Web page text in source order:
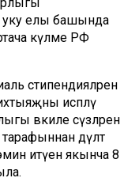
уку елы башында
күләме РФ
стипендияләрен
исәпләү
вәкиле сүзләренә
дәүләт
итүен якынча 8